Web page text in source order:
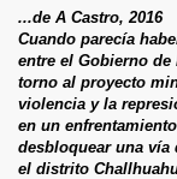
...de A Castro, 2016
Cuando parecía
entre el Gobierno de
torno al proyecto
violencia y la
en un
desbloquear una vía
el distrito